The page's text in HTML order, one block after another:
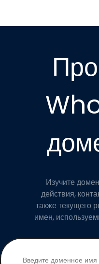
Изучите
действия,
также текущего
имен,